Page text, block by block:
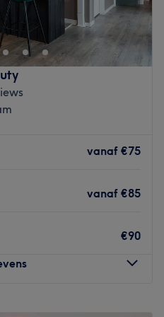
Eigenaresse Monika
en visagie
buitenland. Daarnaast
om continu op de hoogte te
Hierdoor geeft ze
in haar
kom je met de auto?
deur.
vanaf €75
vanaf €85
€90